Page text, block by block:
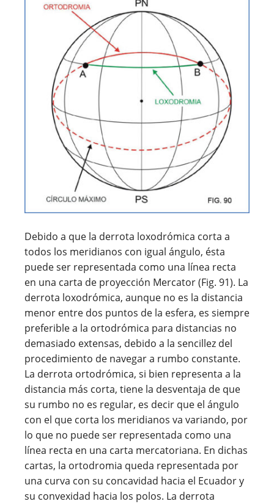
Debido a que la derrota loxodrómica corta a
todos los meridianos con igual ángulo, ésta
puede ser representada como una línea recta
en una carta de proyección Mercator (Fig. 91). La
derrota loxodrómica, aunque no es la distancia
menor entre dos puntos de la esfera, es siempre
preferible a la ortodrómica para distancias no
demasiado extensas, debido a la sencillez del
procedimiento de navegar a rumbo constante.
La derrota ortodrómica, si bien representa a la
distancia más corta, tiene la desventaja de que
su rumbo no es regular, es decir que el ángulo
con el que corta los meridianos va variando, por
lo que no puede ser representada como una
línea recta en una carta mercatoriana. En dichas
cartas, la ortodromia queda representada por
una curva con su concavidad hacia el Ecuador y
su convexidad hacia los polos. La derrota